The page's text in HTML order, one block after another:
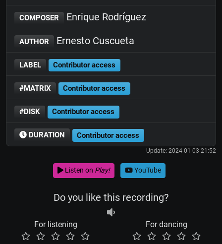
COMPOSER Enrique Rodríguez
AUTHOR Ernesto Cuscueta
LABEL Contributor access
#MATRIX Contributor access
#DISK Contributor access
DURATION Contributor access
Update: 2024-01-03 21:52
Listen on Play! YouTube
Do you like this recording?
For listening For dancing